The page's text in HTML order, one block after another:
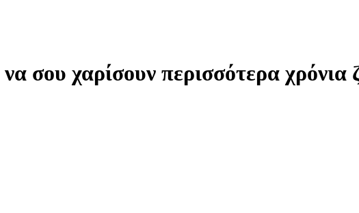
σου χαρίσουν περισσότερα χρόνια